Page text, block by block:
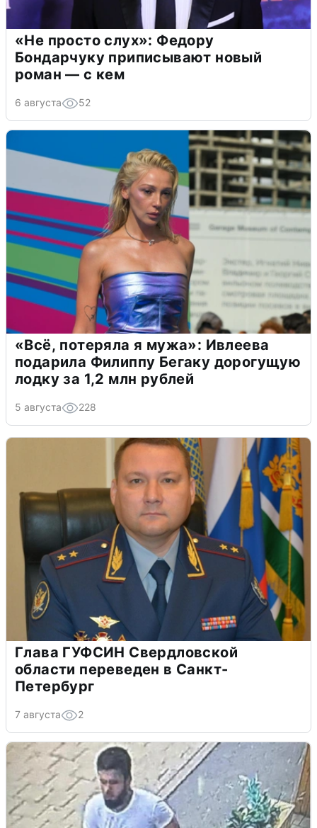
«Не просто слух»: Федору
Бондарчуку приписывают новый
роман — с кем
6 августа 52
«Всё, потеряла я мужа»: Ивлеева
подарила Филиппу Бегаку дорогущую
лодку за 1,2 млн рублей
5 августа 228
Глава ГУФСИН Свердловской
области переведен в Санкт-
Петербург
7 августа 2